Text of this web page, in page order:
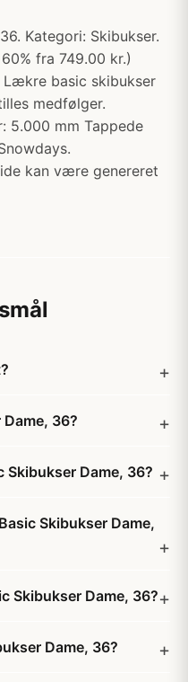
Kategori: Skibukser.
fra 749.00 kr.)
Lækre basic skibukser
medfølger.
5.000 mm Tappede
kan være genereret
36?
Dame, 36?
Skibukser Dame,
Skibukser Dame, 36?
Dame, 36?